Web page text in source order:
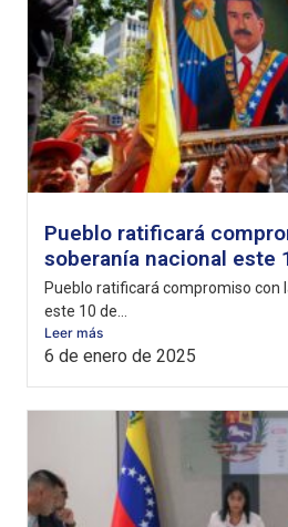
Pueblo ratificará
soberanía nacional este
Pueblo ratificará compromiso con
este 10 de...
Leer más
6 de enero de 2025